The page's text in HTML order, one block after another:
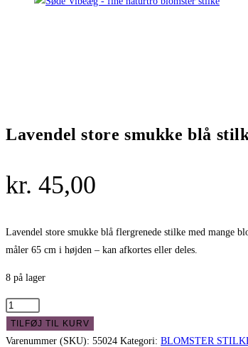
Lavendel store smukke blå
kr. 45,00
Lavendel store smukke blå flergrenede stilke med mange
måler 65 cm i højden – kan afkortes eller deles.
8 på lager
Lavendel
store
smukke
TILFØJ TIL KURV
Varenummer (SKU): 55024 Kategori: BLOMSTER